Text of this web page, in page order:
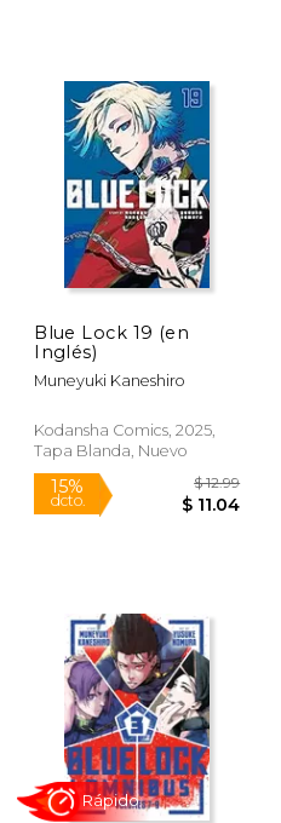
15%
dcto.
15%
dcto.
Blue Lock 19 (en
Inglés)
Muneyuki Kaneshiro
Kodansha Comics, 2025,
Tapa Blanda, Nuevo